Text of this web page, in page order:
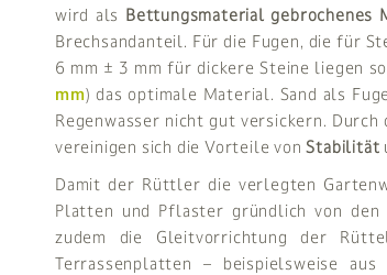
wird als Bettungsmaterial gebrochenes
Brechsandanteil. Für die Fugen, die für
6 mm ± 3 mm für dickere Steine liegen
mm) das optimale Material. Sand als
Regenwasser nicht gut versickern. Durch
vereinigen sich die Vorteile vonStabilität
Damit der Rüttler die verlegten
Platten und Pflaster gründlich von den
zudem die Gleitvorrichtung der
Terrassenplatten – beispielsweise